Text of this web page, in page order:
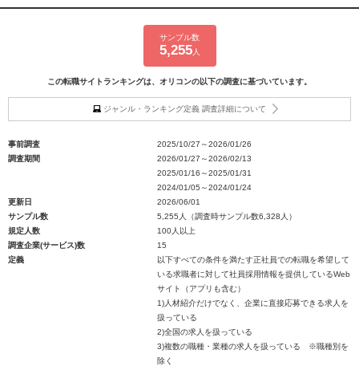
サンプル数
5,255人
この転職サイトランキングは、オリコンの以下の調査に基づいています。
ジャンル・ランキング定義 調査詳細について
事前調査
2025/10/27～2026/01/26
調査期間
2026/01/27～2026/02/13
2025/01/16～2025/01/31
2024/01/05～2024/01/24
更新日
2026/06/01
サンプル数
5,255人（調査時サンプル数6,328人）
規定人数
100人以上
調査企業(サービス)数
15
定義
以下すべての条件を満たす正社員での転職を希望して
いる求職者に対して社員採用情報を提供しているWeb
サイト（アプリも含む）
1)人材紹介だけでなく、企業に直接応募できる求人を
扱っている
2)全国の求人を扱っている
3)複数の職種・業種の求人を扱っている ※職種別を
除く